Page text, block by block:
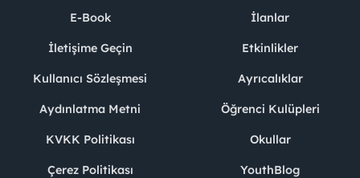
E-Book
İletişime Geçin
Kullanıcı Sözleşmesi
Aydınlatma Metni
KVKK Politikası
Çerez Politikası
İlanlar
Etkinlikler
Ayrıcalıklar
Öğrenci Kulüpleri
Okullar
YouthBlog